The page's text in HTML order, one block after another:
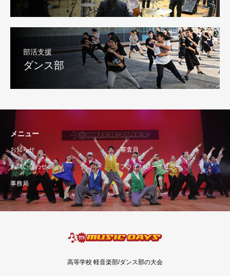
部活支援
ダンス部
メニュー
お知らせ 審査員
お問い合わせ プライバシーポリシー
事務局
高等学校 軽音楽部/ダンス部の大会